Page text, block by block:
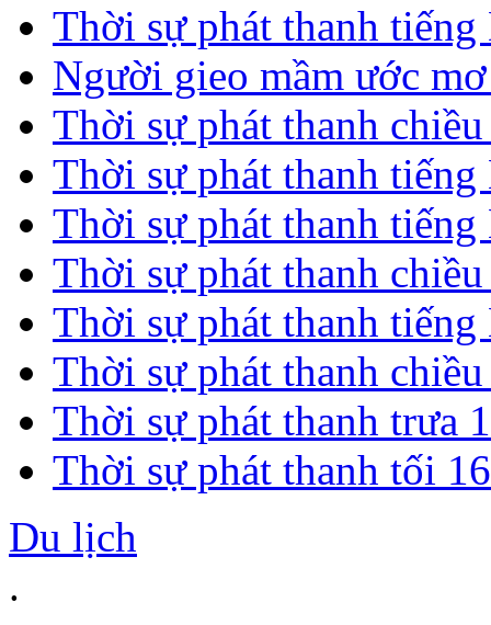
Thời sự phát thanh
Người gieo mầm ước
Thời sự phát thanh
Thời sự phát thanh
Thời sự phát thanh
Thời sự phát thanh
Thời sự phát thanh
Thời sự phát thanh
Thời sự phát thanh trưa
Thời sự phát thanh tối
Du lịch
.